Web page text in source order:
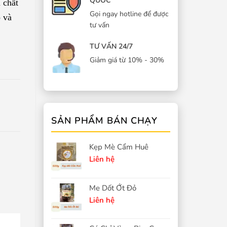
Gọi ngay hotline để được
tư vấn
TƯ VẤN 24/7
Giảm giá từ 10% - 30%
SẢN PHẨM BÁN CHẠY
Kẹp Mè Cẩm Huê
Liên hệ
Me Dốt Ớt Đỏ
Liên hệ
chất
và